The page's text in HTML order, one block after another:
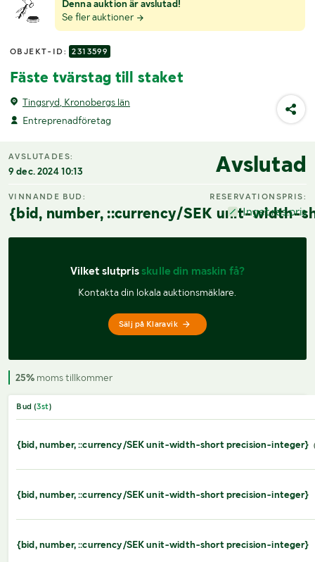
Denna auktion är avslutad!
Se fler auktioner
OBJEKT-ID: 2313599
Fäste tvärstag till staket
Tingsryd, Kronobergs län
Entreprenadföretag
AVSLUTADES:
9 dec. 2024 10:13 Avslutad
VINNANDE BUD:
{bid, number, ::currency/SEK unit-width-
RESERVATIONSPRIS:
Inget res.pris
Vilket slutpris skulle din maskin få?
Kontakta din lokala auktionsmäklare.
Sälj på Klaravik
25% moms tillkommer
Bud (3st)
{bid, number, ::currency/SEK unit-width-short precision-integer}
{bid, number, ::currency/SEK unit-width-short precision-integer}
{bid, number, ::currency/SEK unit-width-short precision-integer}